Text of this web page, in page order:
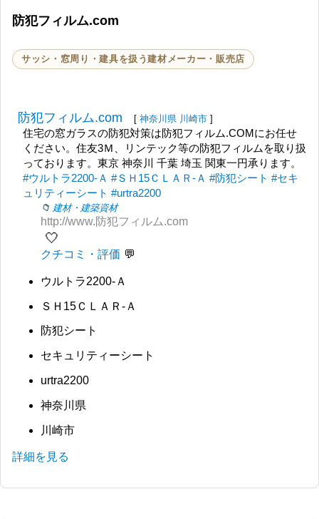
防犯フィルム.com
サッシ・窓周り・建具を扱う建材メーカー・販売店
防犯フィルム.com [ 神奈川県 川崎市 ]
住宅の窓ガラスの防犯対策は防犯フィルム.COMにお任せ
ください。住友3Ｍ、リンテック等の防犯フィルムを取り扱
っております。東京 神奈川 千葉 埼玉 関東一円承ります。
#ウルトラ2200-Ａ #ＳＨ15ＣＬＡＲ-Ａ #防犯シート #セキ
ュリティーシート #urtra2200
建材・建築資材
http://www.防犯フィルム.com
🤍
クチコミ・評価
ウルトラ2200-Ａ
ＳＨ15ＣＬＡＲ-Ａ
防犯シート
セキュリティーシート
urtra2200
神奈川県
川崎市
詳細を見る